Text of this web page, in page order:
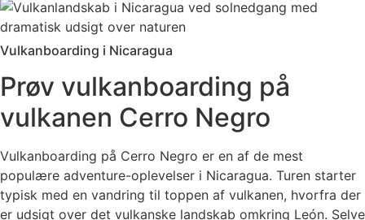
Vulkanboarding i Nicaragua
Prøv vulkanboarding på
vulkanen Cerro Negro
Vulkanboarding på Cerro Negro er en af de mest
populære adventure-oplevelser i Nicaragua. Turen starter
typisk med en vandring til toppen af vulkanen, hvorfra der
er udsigt over det vulkanske landskab omkring León. Selve